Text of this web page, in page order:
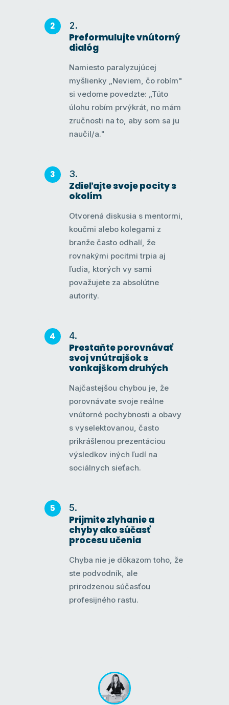
Preformulujte vnútorný
dialóg
Namiesto paralyzujúcej
myšlienky „Neviem, čo robím"
si vedome povedzte: „Túto
úlohu robím prvýkrát, no mám
zručnosti na to, aby som sa ju
naučil/a."
Zdieľajte svoje pocity s
okolím
Otvorená diskusia s mentormi,
koučmi alebo kolegami z
branže často odhalí, že
rovnakými pocitmi trpia aj
ľudia, ktorých vy sami
považujete za absolútne
autority.
Prestaňte porovnávať
svoj vnútrajšok s
vonkajškom druhých
Najčastejšou chybou je, že
porovnávate svoje reálne
vnútorné pochybnosti a obavy
s vyselektovanou, často
prikrášlenou prezentáciou
výsledkov iných ľudí na
sociálnych sieťach.
Prijmite zlyhanie a
chyby ako súčasť
procesu učenia
Chyba nie je dôkazom toho, že
ste podvodník, ale
prirodzenou súčasťou
profesijného rastu.